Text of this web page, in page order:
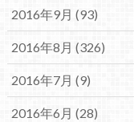
2016年9月 (93)
2016年8月 (326)
2016年7月 (9)
2016年6月 (28)